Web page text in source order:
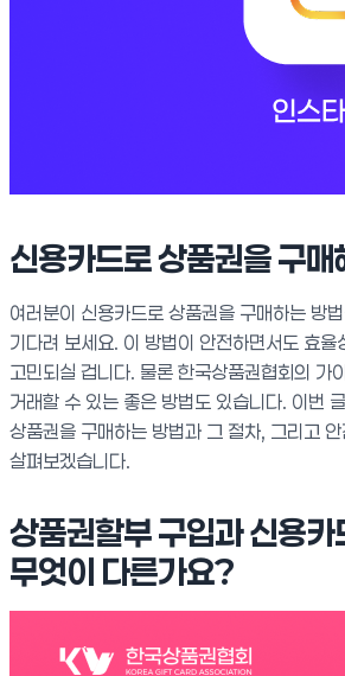
신용카드로 상품권을 구
여러분이 신용카드로 상품권을 구매하는 방
기다려 보세요. 이 방법이 안전하면서도 효율
고민되실 겁니다. 물론 한국상품권협회의 가
거래할 수 있는 좋은 방법도 있습니다. 이번
상품권을 구매하는 방법과 그 절차, 그리고
살펴보겠습니다.
상품권할부 구입과 신용카
무엇이 다른가요?